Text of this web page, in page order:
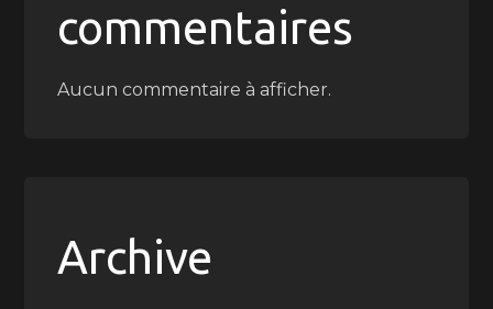
commentaires
Aucun commentaire à afficher.
Archive